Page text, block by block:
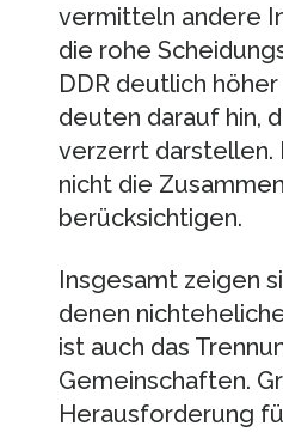
vermitteln andere
die rohe
DDR deutlich
deuten darauf hin,
verzerrt darstellen.
nicht die
berücksichtigen.
Insgesamt zeigen
denen
ist auch das
Gemeinschaften.
Herausforderung